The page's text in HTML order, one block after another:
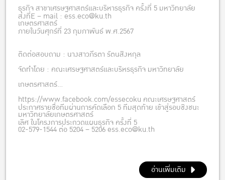
ธุรกิจ สาขาเศรษฐศาสตร์และบริหารธุรกิจ ครั้งที่ 5 มหาวิทยาลัย
เกษตรศาสตร์
ส่งที่E – mail : ess.eco@ku.th
ภายในวันศุกร์ที่ 23 กุมภาพันธ์ พ.ศ.2567
ติดต่อสอบถาม : นางสาวภีรตา รัตนสิงหกุล
จัดทำโดย : คณะเศรษฐศาสตร์และบริหรธุรกิจ มหาวิทยาลัย
เกษตรศาสตร์
https://www.facebook.com/essecoku คณะเศรษฐศาสตร์
มหาวิทยาลัยเกษตรศาสตร์
02-579-1544 ต่อ 5204 – 5206 ess.eco@ku.th
ประกาศรายชื่อทีมผ่านการคัดเลือก 5 ทีมสุดท้าย เข้าสู่รอบชิงชนะ
เลิศ ในโครงการประกวดแผนธุรกิจ ครั้งที่ 5
อ่านเพิ่มเติม